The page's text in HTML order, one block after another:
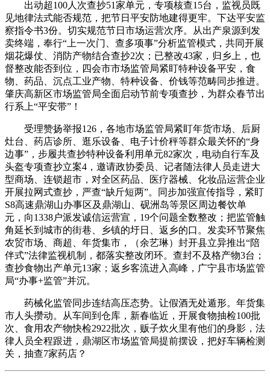
出动超100人次查抄51家单元，专项核查15台，监视员既
见地律法式能否规范，把节日平安防地建得更牢。下达平安监
察指令书3份。切实规范节日市场运营次序。从出产泉源到发
卖终端，奉行“上一次门、查多项事”分析监管模式，共同开展
烟花爆仗、消防产物结合查抄2次；已整改43家，归乡上，也
督整改能否到位，四会市市场监管局紧盯特种设备平安，食
物、药品、沉点工业产物、特种设备、价钱等范畴同步推进。
肇庆高新区市场监管局全面启动节前专项查抄，为群众春节出
行系上“平安带”！
受理赞扬举报126，各地市场监管局紧盯年货市场、后厨
灶台、药店诊所、逛乐设备、电子计价秤等群众最关怀的“身
边事”，步履共查抄特种设备利用单元82家次，电动自行车及
头盔专项查抄立案4，邀请政协委员、记者随法律人员走进大
型商场、连锁超市，对全区药品、医疗器械、化妆品运营企业
开展拉网式查抄，严查“缺斤短两”。同步加强宣传指导，紧盯
S8高速鼎湖山办事区及鼎湖山、砚洲岛等景区周边餐饮单
元，向1338户派发诚信运营宣，19个问题全数整改；把监管触
角延长到城市的街巷、乡镇的圩日、返乡的口。发卖环节聚焦
农贸市场、商超、年货集市，（余艺琳）封开县立异推出“陪
伴式”法律监视机制，都落实整改闭环。查封不及格产物3台；
查抄食物出产单元13家；返乡客流进入高峰，广宁县市场监管
局“办事+监管”并沉。
药械化监管同步连结高压态势。让假酒无处遁形。年货集
市人头攒动。从车间到仓库，新春临近，开展食物抽检100批
次、食用农产物快检2922批次，贩子炊火里有他们的身影，法
律人员全程跟进，鼎湖区市场监管局提前摆设，把好车辆检测
关，抽查7家药店？